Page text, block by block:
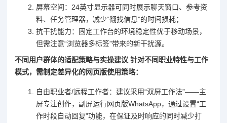
屏幕空间：24英寸显示器可同时展示聊天窗口、参考资
料、任务管理器，减少“翻找信息”的时间损耗；
抗干扰能力：固定工作台的环境稳定性优于移动场景，
但需注意“浏览器多标签”带来的新干扰源。
不同用户群体的适配策略与实操建议 针对不同职业特性与工作
模式，需制定差异化的网页版使用策略：
自由职业者/远程工作者：建议采用“双屏工作法”——主
屏专注创作，副屏运行网页版WhatsApp，通过设置“工
作时段自动回复”功能，在保证及时响应的同时减少打